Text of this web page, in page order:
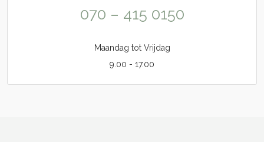
070 – 415 0150
Maandag tot Vrijdag
9.00 - 17.00